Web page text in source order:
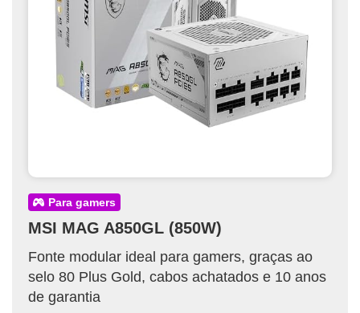
para gamers
MSI MAG A850GL (850W)
Fonte modular ideal para gamers, graças ao
selo 80 Plus Gold, cabos achatados e 10 anos
de garantia